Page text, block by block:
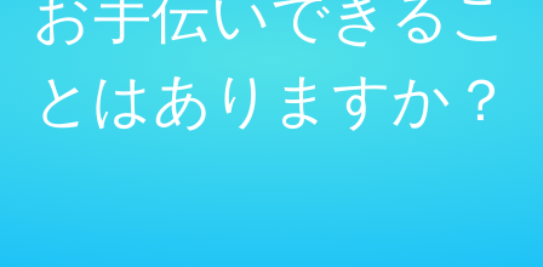
お手伝いできるこ
とはありますか？